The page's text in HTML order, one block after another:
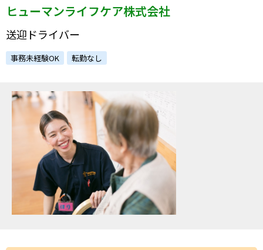
ヒューマンライフケア株式会社
送迎ドライバー
事務未経験OK 転勤なし
障害者アスリート専門の就転職支援サービス
障害のある新卒学生専門の就職エージェントサービス
求人検索・スカウトサービス
障害者専門の求人検索・スカウトサービス
求人を紹介してもらう
スカウトを受ける
就労移行支援サービス
就職・転職ノウハウ
お問い合わせ・よくある質問
お問い合わせ